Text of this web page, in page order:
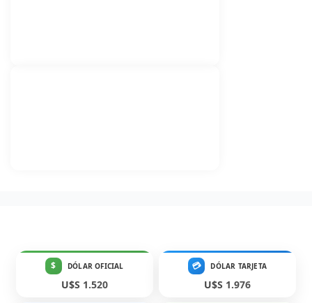
$ DÓLAR OFICIAL
U$S 1.520
💳 DÓLAR TARJETA
U$S 1.976